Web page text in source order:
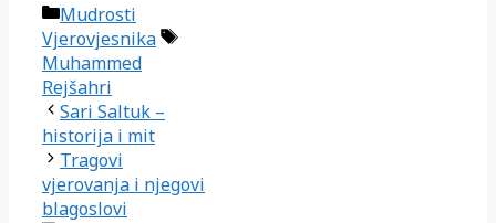
Kategorije
Mudrosti
Vjerovjesnika
Oznake
Muhammed
Rejšahri
Sari Saltuk –
historija i mit
Tragovi
vjerovanja i njegovi
blagoslovi